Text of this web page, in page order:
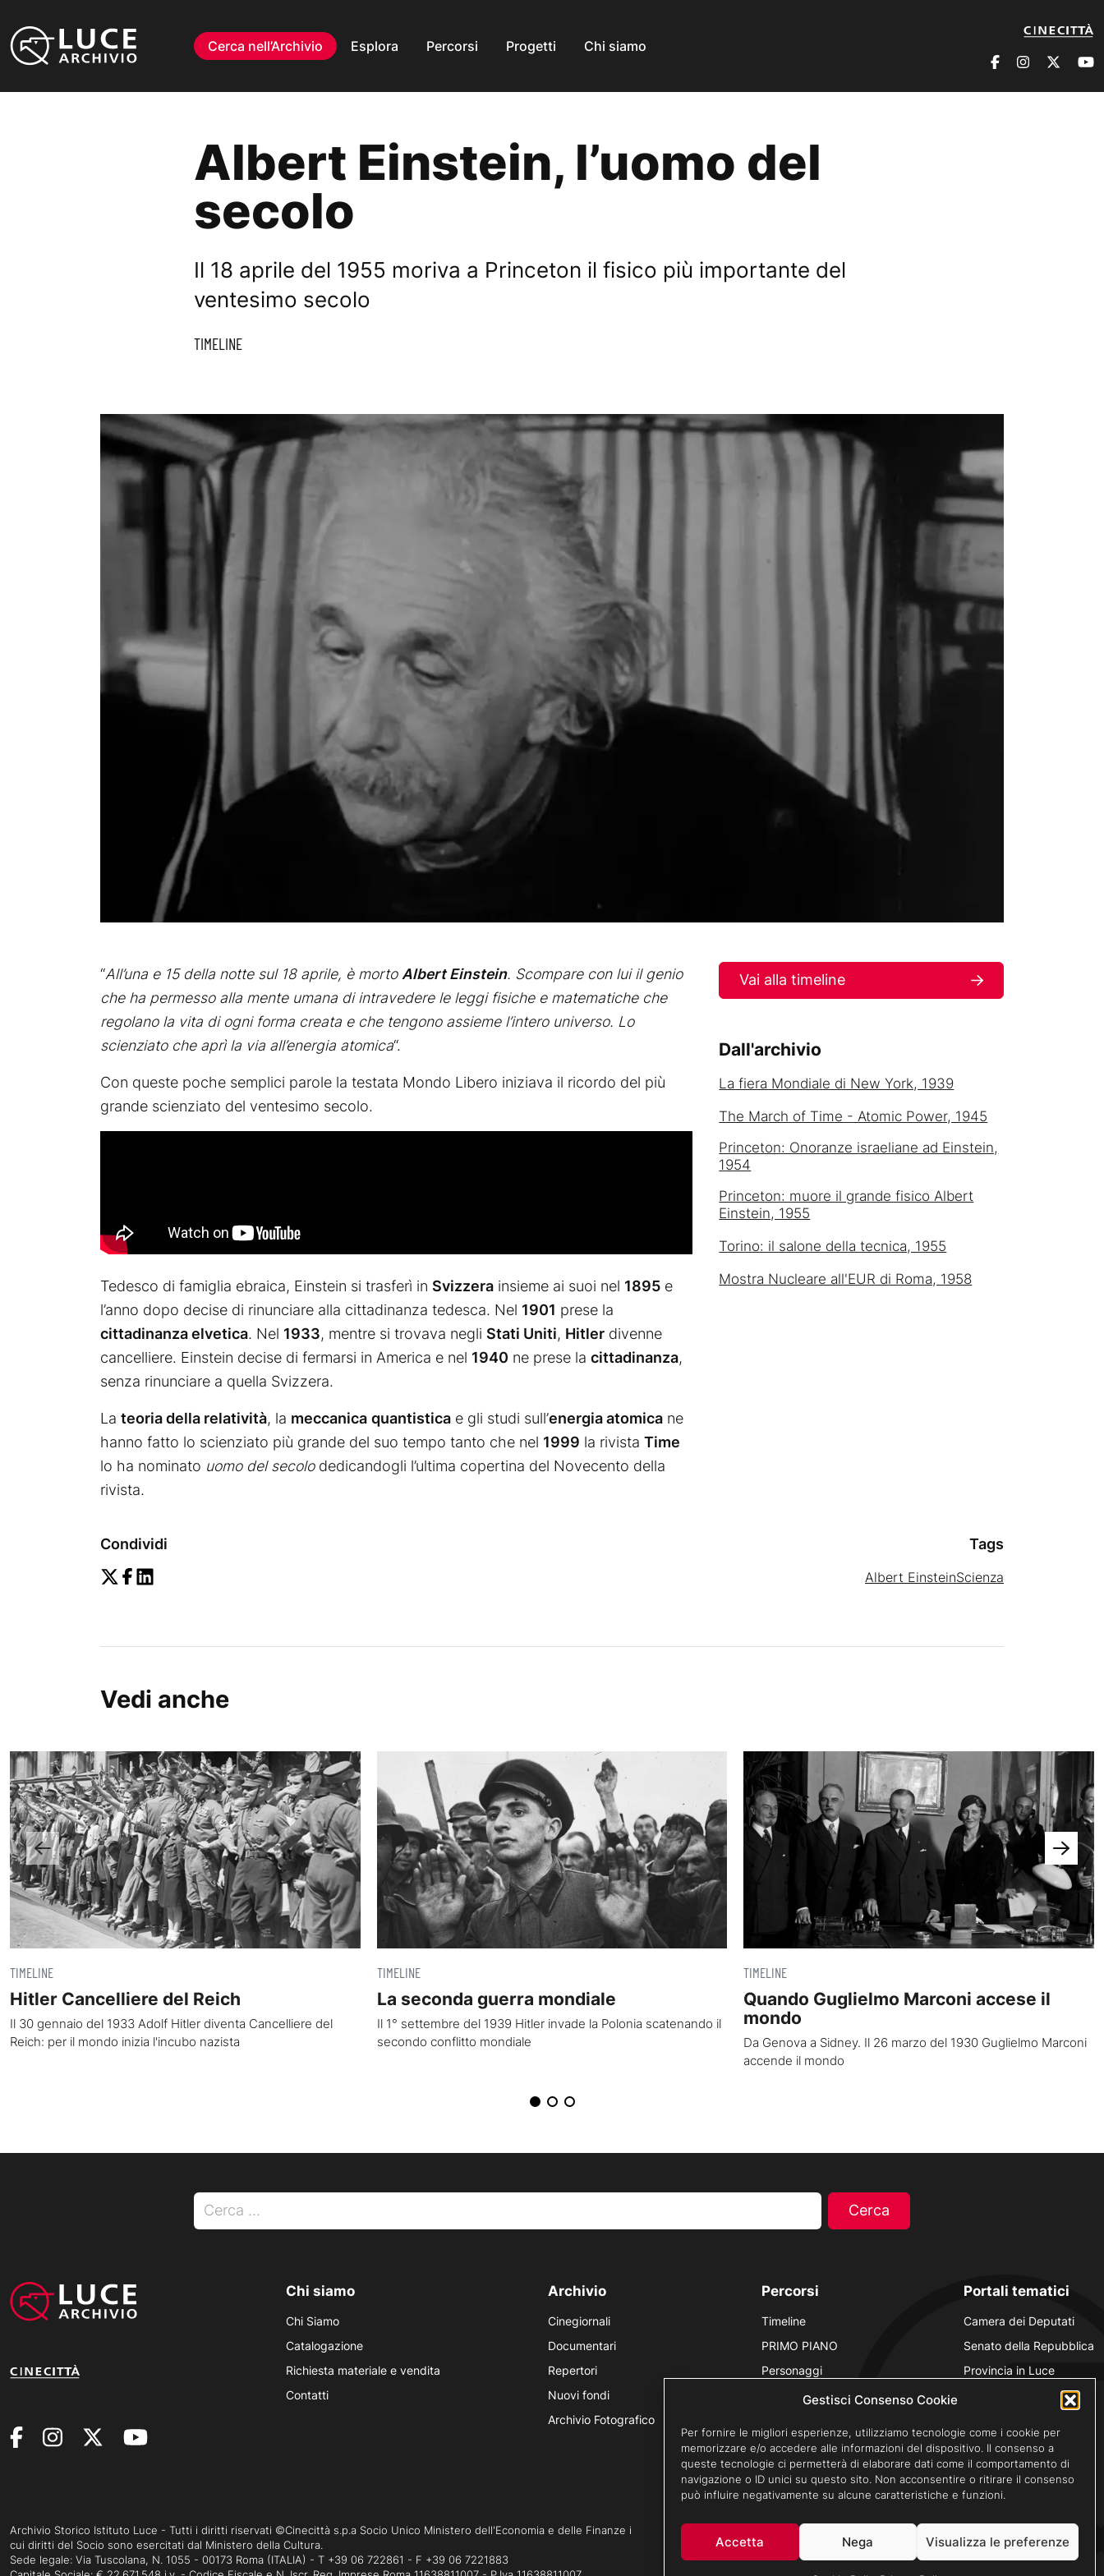
Gestisci Consenso Cookie
Per fornire le migliori esperienze, utilizziamo tecnologie come i cookie per
memorizzare e/o accedere alle informazioni del dispositivo. Il consenso a
queste tecnologie ci permetterà di elaborare dati come il comportamento di
navigazione o ID unici su questo sito. Non acconsentire o ritirare il consenso
può influire negativamente su alcune caratteristiche e funzioni.
Accetta Nega Visualizza le preferenze
Cerca nell’Archivio Esplora Percorsi Progetti Chi siamo
Albert Einstein, l’uomo del
secolo
Il 18 aprile del 1955 moriva a Princeton il fisico più importante del
ventesimo secolo
TIMELINE
“All’una e 15 della notte sul 18 aprile, è morto Albert Einstein. Scompare con lui il genio
che ha permesso alla mente umana di intravedere le leggi fisiche e matematiche che
regolano la vita di ogni forma creata e che tengono assieme l’intero universo. Lo
scienziato che aprì la via all’energia atomica“.
Con queste poche semplici parole la testata Mondo Libero iniziava il ricordo del più
grande scienziato del ventesimo secolo.
Tedesco di famiglia ebraica, Einstein si trasferì in Svizzera insieme ai suoi nel 1895 e
l’anno dopo decise di rinunciare alla cittadinanza tedesca. Nel 1901 prese la
cittadinanza elvetica. Nel 1933, mentre si trovava negli Stati Uniti, Hitler divenne
cancelliere. Einstein decise di fermarsi in America e nel 1940 ne prese la cittadinanza,
senza rinunciare a quella Svizzera.
La teoria della relatività, la meccanica quantistica e gli studi sull’energia atomica ne
hanno fatto lo scienziato più grande del suo tempo tanto che nel 1999 la rivista Time
lo ha nominato uomo del secolodedicandogli l’ultima copertina del Novecento della
rivista.
Vai alla timeline
Dall'archivio
La fiera Mondiale di New York, 1939
The March of Time - Atomic Power, 1945
Princeton: Onoranze israeliane ad Einstein,
1954
Princeton: muore il grande fisico Albert
Einstein, 1955
Torino: il salone della tecnica, 1955
Mostra Nucleare all'EUR di Roma, 1958
Condividi Tags
Albert EinsteinScienza
Vedi anche
TIMELINE
Hitler Cancelliere del Reich
Il 30 gennaio del 1933 Adolf Hitler diventa Cancelliere del
Reich: per il mondo inizia l'incubo nazista
TIMELINE
La seconda guerra mondiale
Il 1° settembre del 1939 Hitler invade la Polonia scatenando il
secondo conflitto mondiale
TIMELINE
Quando Guglielmo Marconi accese il
mondo
Da Genova a Sidney. Il 26 marzo del 1930 Guglielmo Marconi
accende il mondo
Ricerca per:
Chi siamo
Chi Siamo
Catalogazione
Richiesta materiale e vendita
Contatti
Archivio
Cinegiornali
Documentari
Repertori
Nuovi fondi
Archivio Fotografico
Percorsi
Timeline
PRIMO PIANO
Personaggi
Polvere d’Archivio
Portali tematici
Camera dei Deputati
Senato della Repubblica
Provincia in Luce
Fare gli italiani
Archivio Storico Istituto Luce - Tutti i diritti riservati ©Cinecittà s.p.a Socio Unico Ministero dell'Economia e delle Finanze i
cui diritti del Socio sono esercitati dal Ministero della Cultura.
Sede legale: Via Tuscolana, N. 1055 - 00173 Roma (ITALIA) - T +39 06 722861 - F +39 06 7221883
Privacy Policy Credits